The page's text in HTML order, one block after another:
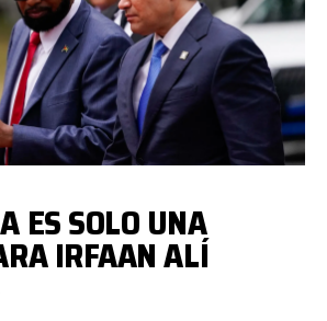
ES SOLO UNA
IRFAAN ALÍ